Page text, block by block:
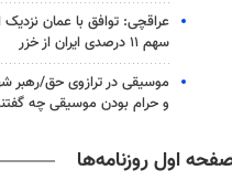
عراقچی: توافق با عمان
سهم ۱۱ درصدی ایران از خزر
موسیقی در ترازوی حق/رهبر
و حرام بودن موسیقی چه
اول روزنامه‌ها